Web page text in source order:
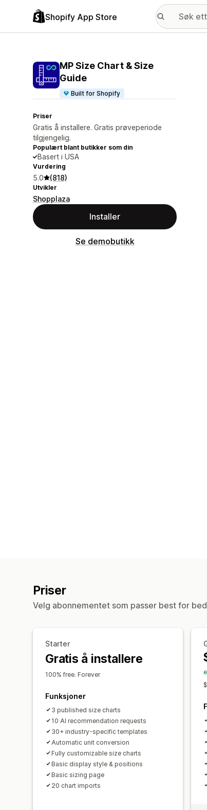
Shopify App Store
MP Size Chart & Size
Guide
Built for Shopify
Priser
Gratis å installere. Gratis prøveperiode
tilgjengelig.
Populært blant butikker som din
Basert i USA
Vurdering
5.0 (818)
Utvikler
Shopplaza
Installer
Se demobutikk
Priser
Velg abonnementet som passer best for
Starter
Gratis å installere
100% free. Forever
Funksjoner
3 published size charts
10 AI recommendation requests
30+ industry-specific templates
Automatic unit conversion
Fully customizable size charts
Basic display style & positions
Basic sizing page
20 chart imports